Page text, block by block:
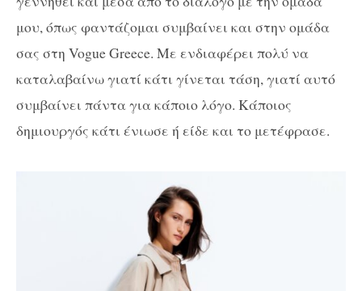
μου, όπως φαντάζομαι συμβαίνει και στην ομάδα
σας στη Vogue Greece. Με ενδιαφέρει πολύ να
καταλαβαίνω γιατί κάτι γίνεται τάση, γιατί αυτό
συμβαίνει πάντα για κάποιο λόγο. Κάποιος
δημιουργός κάτι ένιωσε ή είδε και το μετέφρασε.